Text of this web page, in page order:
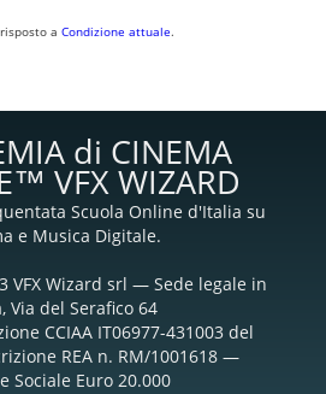
a Condizione attuale.
di CINEMA
VFX WIZARD
Scuola Online d'Italia su
e Musica Digitale.
VFX Wizard srl — Sede legale in
Via del Serafico 64
CCIAA IT06977-431003 del
REA n. RM/1001618 —
Sociale Euro 20.000